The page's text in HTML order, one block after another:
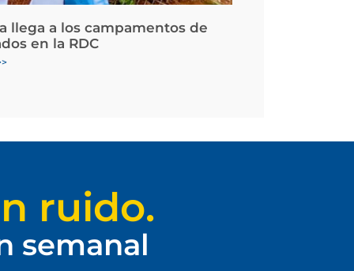
llega a los campamentos de
en la RDC
ruido.
semanal